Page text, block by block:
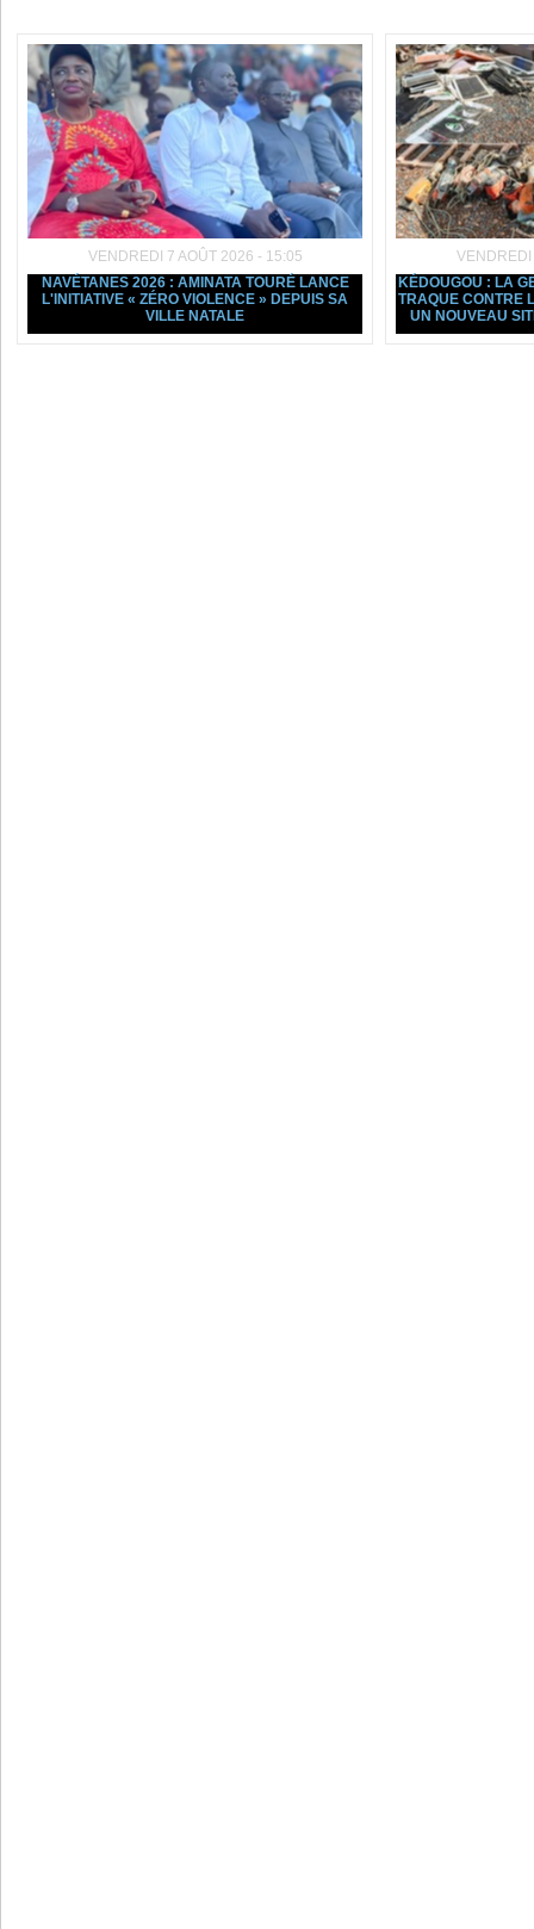
VENDREDI 7 AOÛT 2026 - 15:05
NAVÉTANES 2026 : AMINATA TOURÉ LANCE
L'INITIATIVE « ZÉRO VIOLENCE » DEPUIS SA
VILLE NATALE
KÉDOUGOU : LA
TRAQUE CONTRE
UN NOUVEAU